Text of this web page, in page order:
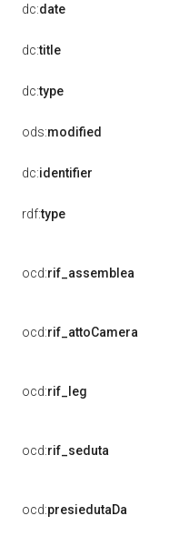
dc:date
dc:title
dc:type
ods:modified
dc:identifier
rdf:type
ocd:rif_assemblea
ocd:rif_attoCamera
ocd:rif_leg
ocd:rif_seduta
ocd:presiedutaDa